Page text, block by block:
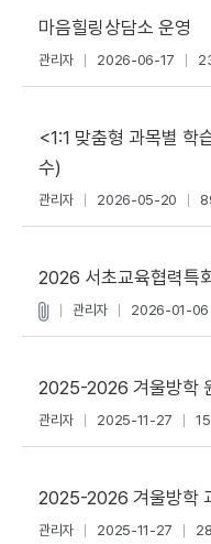
마음힐링상담소 운영
관리자 2026-06-17
<1:1 맞춤형 과목별 학
수)
관리자 2026-05-20
2026 서초교육협력특
관리자 2026-01-06
2025-2026 겨울방학
관리자 2025-11-27
2025-2026 겨울방학
관리자 2025-11-27